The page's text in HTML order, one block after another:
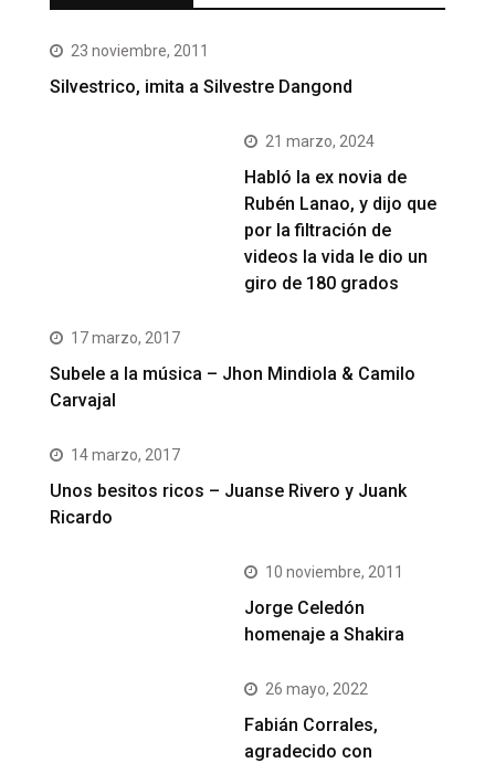
23 noviembre, 2011
Silvestrico, imita a Silvestre Dangond
21 marzo, 2024
Habló la ex novia de
Rubén Lanao, y dijo que
por la filtración de
videos la vida le dio un
giro de 180 grados
17 marzo, 2017
Subele a la música – Jhon Mindiola & Camilo
Carvajal
14 marzo, 2017
Unos besitos ricos – Juanse Rivero y Juank
Ricardo
10 noviembre, 2011
Jorge Celedón
homenaje a Shakira
26 mayo, 2022
Fabián Corrales,
agradecido con